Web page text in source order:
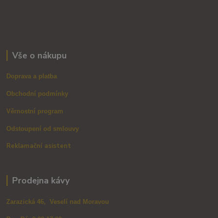
Vše o nákupu
Doprava a platba
Obchodní podmínky
Věrnostní program
Odstoupení od smlouvy
Reklamační asistent
Prodejna kávy
Zarazická 46, Veselí nad Moravou